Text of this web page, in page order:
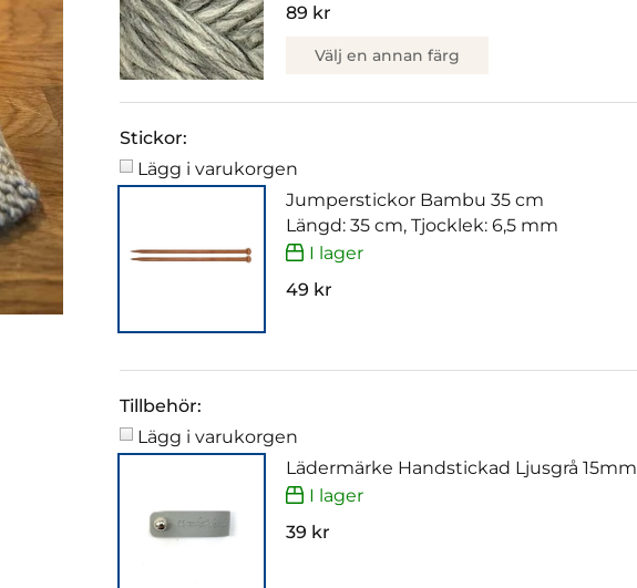
89 kr
Välj en annan färg
Stickor:
Lägg i varukorgen
Jumperstickor Bambu 35 cm
Längd: 35 cm, Tjocklek: 6,5 mm
I lager
49 kr
Tillbehör:
Lägg i varukorgen
Lädermärke Handstickad Ljusgrå 15mm
I lager
39 kr